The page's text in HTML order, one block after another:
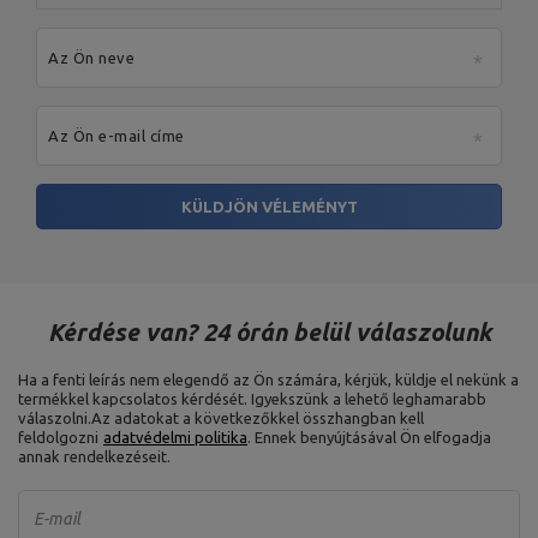
Az Ön neve
Az Ön e-mail címe
KÜLDJÖN VÉLEMÉNYT
Kérdése van? 24 órán belül válaszolunk
Ha a fenti leírás nem elegendő az Ön számára, kérjük, küldje el nekünk a
termékkel kapcsolatos kérdését. Igyekszünk a lehető leghamarabb
válaszolni.Az adatokat a következőkkel összhangban kell
feldolgozni adatvédelmi politika. Ennek benyújtásával Ön elfogadja
annak rendelkezéseit.
E-mail